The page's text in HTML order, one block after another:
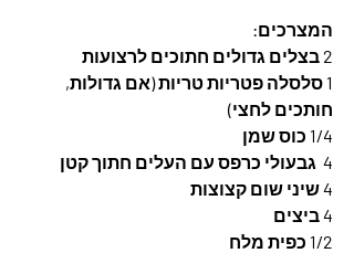
המצרכים:
2 בצלים גדולים חתוכים לרצועות
1 סלסלה פטריות טריות (אם גדולות,
חותכים לחצי)
1/4 כוס שמן
4  גבעולי כרפס עם העלים חתוך קטן
4 שיני שום קצוצות
4 ביצים
1/2 כפית מלח